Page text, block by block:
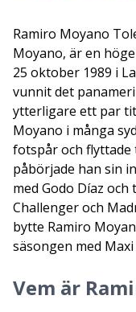
Ramiro Moyano
Moyano, är en
25 oktober 1989 i
vunnit det
ytterligare ett par
Moyano i många
fotspår och flyttade
påbörjade han sin
med Godo Díaz och
Challenger och
bytte Ramiro
säsongen med Maxi
Vem är